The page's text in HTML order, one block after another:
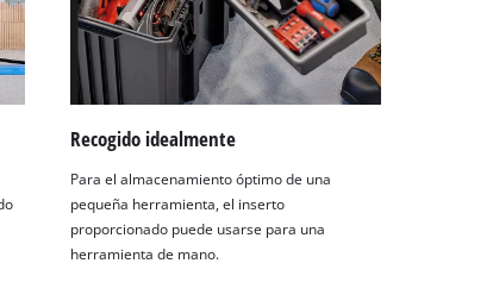
Recogido idealmente
Para el almacenamiento óptimo de una
pequeña herramienta, el inserto
proporcionado puede usarse para una
herramienta de mano.